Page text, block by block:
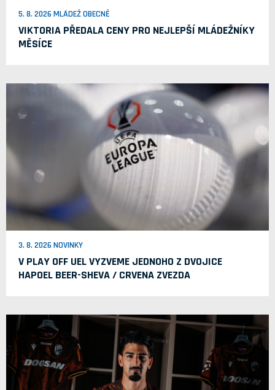
5. 8. 2026 MLÁDEŽ OBECNĚ
VIKTORIA PŘEDALA CENY PRO NEJLEPŠÍ MLÁDEŽNÍKY
MĚSÍCE
3. 8. 2026 NOVINKY
V PLAY OFF UEL VYZVEME JEDNOHO Z DVOJICE
HAPOEL BEER-SHEVA / CRVENA ZVEZDA